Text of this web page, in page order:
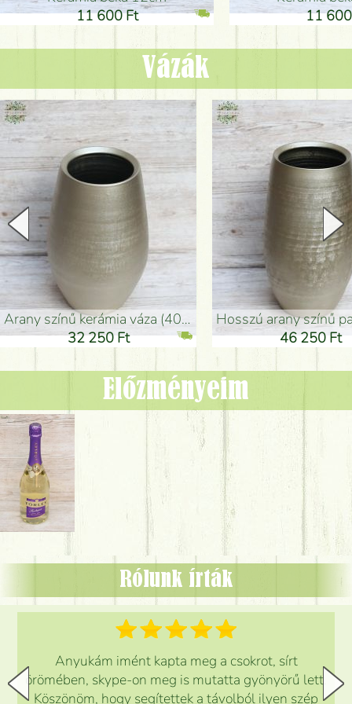
11 600 Ft
11
Vázák
arany színű kerámia váza (40x26cm)
32 250 Ft
hosszú arany színű
46 250 Ft
Előzményeim
Rólunk írták
Anyukám imént kapta meg a csokrot, sírt
örömében, skype-on meg is mutatta gyönyörű lett.
Köszönöm, hogy segítettek a távolból ilyen szép